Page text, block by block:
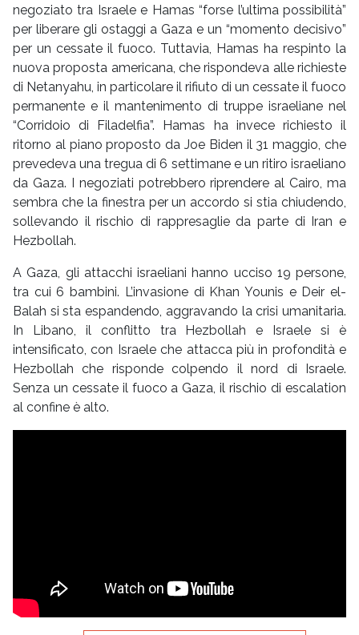
negoziato tra Israele e Hamas “forse l’ultima possibilità”
per liberare gli ostaggi a Gaza e un “momento decisivo”
per un cessate il fuoco. Tuttavia, Hamas ha respinto la
nuova proposta americana, che rispondeva alle richieste
di Netanyahu, in particolare il rifiuto di un cessate il fuoco
permanente e il mantenimento di truppe israeliane nel
“Corridoio di Filadelfia”. Hamas ha invece richiesto il
ritorno al piano proposto da Joe Biden il 31 maggio, che
prevedeva una tregua di 6 settimane e un ritiro israeliano
da Gaza. I negoziati potrebbero riprendere al Cairo, ma
sembra che la finestra per un accordo si stia chiudendo,
sollevando il rischio di rappresaglie da parte di Iran e
Hezbollah.
A Gaza, gli attacchi israeliani hanno ucciso 19 persone,
tra cui 6 bambini. L’invasione di Khan Younis e Deir el-
Balah si sta espandendo, aggravando la crisi umanitaria.
In Libano, il conflitto tra Hezbollah e Israele si è
intensificato, con Israele che attacca più in profondità e
Hezbollah che risponde colpendo il nord di Israele.
Senza un cessate il fuoco a Gaza, il rischio di escalation
al confine è alto.